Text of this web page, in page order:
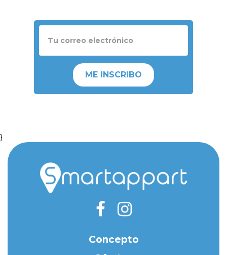
ME INSCRIBO
}
Concepto